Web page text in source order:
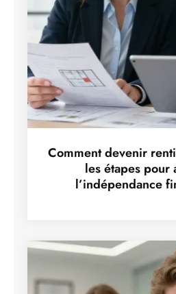
Comment devenir
les étapes pour
l’indépendance